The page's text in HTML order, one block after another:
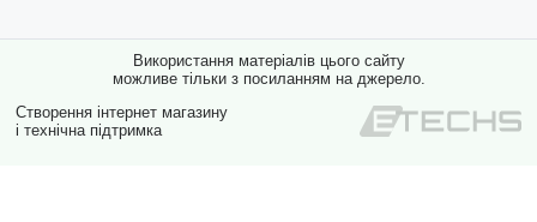
Використання матеріалів цього сайту
можливе тільки з посиланням на джерело.
Створення інтернет магазину
і технічна підтримка